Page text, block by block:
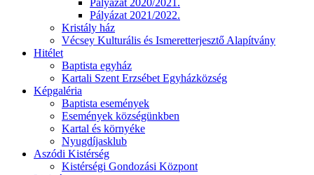
Pályázat 2020/2021.
Pályázat 2021/2022.
Kristály ház
Vécsey Kulturális és Ismeretterjesztő Alapítvány
Hitélet
Baptista egyház
Kartali Szent Erzsébet Egyházközség
Képgaléria
Baptista események
Események községünkben
Kartal és környéke
Nyugdíjasklub
Aszódi Kistérség
Kistérségi Gondozási Központ